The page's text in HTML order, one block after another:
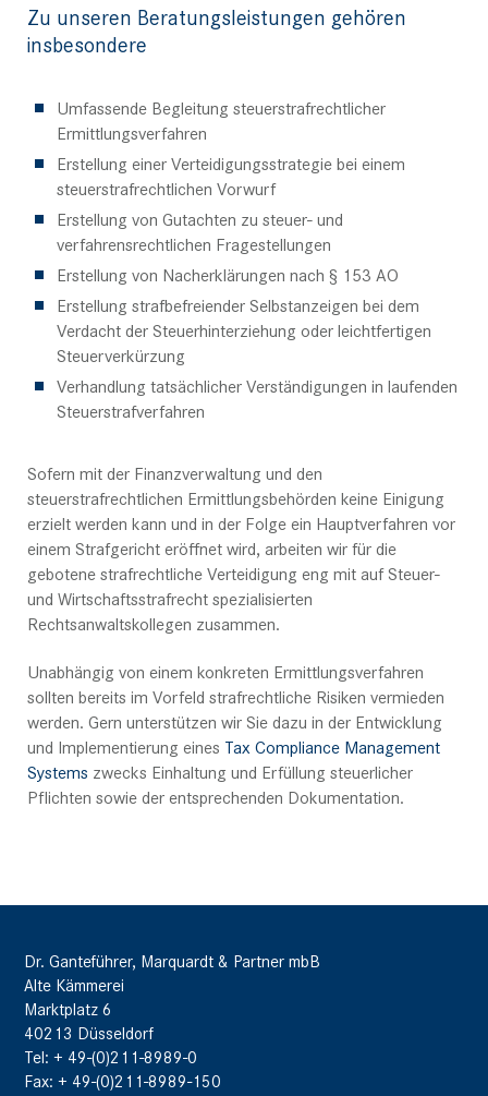
Zu unseren Beratungsleistungen gehören
insbesondere
Umfassende Begleitung steuerstrafrechtlicher
Ermittlungsverfahren
Erstellung einer Verteidigungsstrategie bei einem
steuerstrafrechtlichen Vorwurf
Erstellung von Gutachten zu steuer- und
verfahrensrechtlichen Fragestellungen
Erstellung von Nacherklärungen nach § 153 AO
Erstellung strafbefreiender Selbstanzeigen bei dem
Verdacht der Steuerhinterziehung oder leichtfertigen
Steuerverkürzung
Verhandlung tatsächlicher Verständigungen in laufenden
Steuerstrafverfahren
Sofern mit der Finanzverwaltung und den
steuerstrafrechtlichen Ermittlungsbehörden keine Einigung
erzielt werden kann und in der Folge ein Hauptverfahren vor
einem Strafgericht eröffnet wird, arbeiten wir für die
gebotene strafrechtliche Verteidigung eng mit auf Steuer-
und Wirtschaftsstrafrecht spezialisierten
Rechtsanwaltskollegen zusammen.
Unabhängig von einem konkreten Ermittlungsverfahren
sollten bereits im Vorfeld strafrechtliche Risiken vermieden
werden. Gern unterstützen wir Sie dazu in der Entwicklung
und Implementierung eines Tax Compliance Management
Systems zwecks Einhaltung und Erfüllung steuerlicher
Pflichten sowie der entsprechenden Dokumentation.
Dr. Ganteführer, Marquardt & Partner mbB
Alte Kämmerei
Marktplatz 6
40213 Düsseldorf
Tel: + 49-(0)211-8989-0
Fax: + 49-(0)211-8989-150